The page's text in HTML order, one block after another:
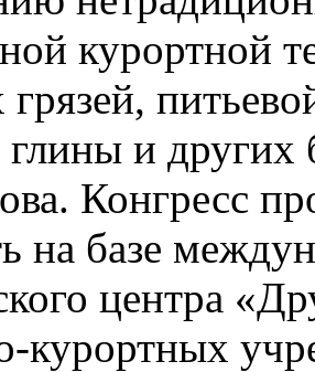
курортной
грязей,
и других
Конгресс
на базе
центра
курортных